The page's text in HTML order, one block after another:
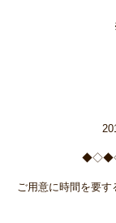
ご用意に時間を要